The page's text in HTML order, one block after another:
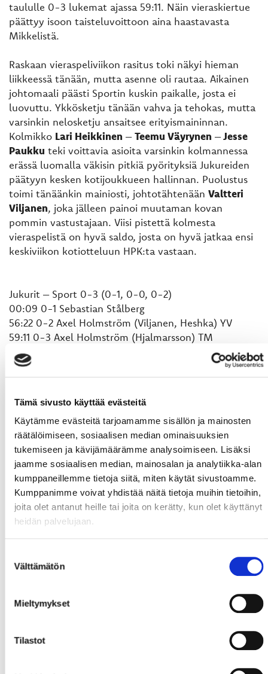
Tämä sivusto käyttää evästeitä
Käytämme evästeitä tarjoamamme sisällön ja mainosten
räätälöimiseen, sosiaalisen median ominaisuuksien
tukemiseen ja kävijämäärämme analysoimiseen. Lisäksi
jaamme sosiaalisen median, mainosalan ja analytiikka-alan
kumppaneillemme tietoja siitä, miten käytät sivustoamme.
Kumppanimme voivat yhdistää näitä tietoja muihin tietoihin,
joita olet antanut heille tai joita on kerätty, kun olet käyttänyt
heidän palvelujaan.
valinta
Välttämätön
Mieltymykset
Tilastot
taululle 0-3 lukemat ajassa 59:11. Näin vieraskiertue
päättyy isoon taisteluvoittoon aina haastavasta
Mikkelistä.
Raskaan vieraspeliviikon rasitus toki näkyi hieman
liikkeessä tänään, mutta asenne oli rautaa. Aikainen
johtomaali päästi Sportin kuskin paikalle, josta ei
luovuttu. Ykkösketju tänään vahva ja tehokas, mutta
varsinkin nelosketju ansaitsee erityismaininnan.
Kolmikko Lari Heikkinen –Teemu Väyrynen –Jesse
Paukku teki voittavia asioita varsinkin kolmannessa
erässä luomalla väkisin pitkiä pyörityksiä Jukureiden
päätyyn kesken kotijoukkueen hallinnan. Puolustus
toimi tänäänkin mainiosti, johtotähtenään Valtteri
Viljanen, joka jälleen painoi muutaman kovan
pommin vastustajaan. Viisi pistettä kolmesta
vieraspelistä on hyvä saldo, josta on hyvä jatkaa ensi
keskiviikon kotiotteluun HPK:ta vastaan.
Jukurit – Sport 0-3 (0-1, 0-0, 0-2)
00:09 0-1 Sebastian Stålberg
56:22 0-2 Axel Holmström (Viljanen, Heshka) YV
59:11 0-3 Axel Holmström (Hjalmarsson) TM
Jäähyt
Jukurit 2 x 2 min
Torjunnat
Karolus Kaarlehto, Jukurit 7 + 5 + 6 = 18
Niko Hovinen, Sport 6 + 10 +14 = 30